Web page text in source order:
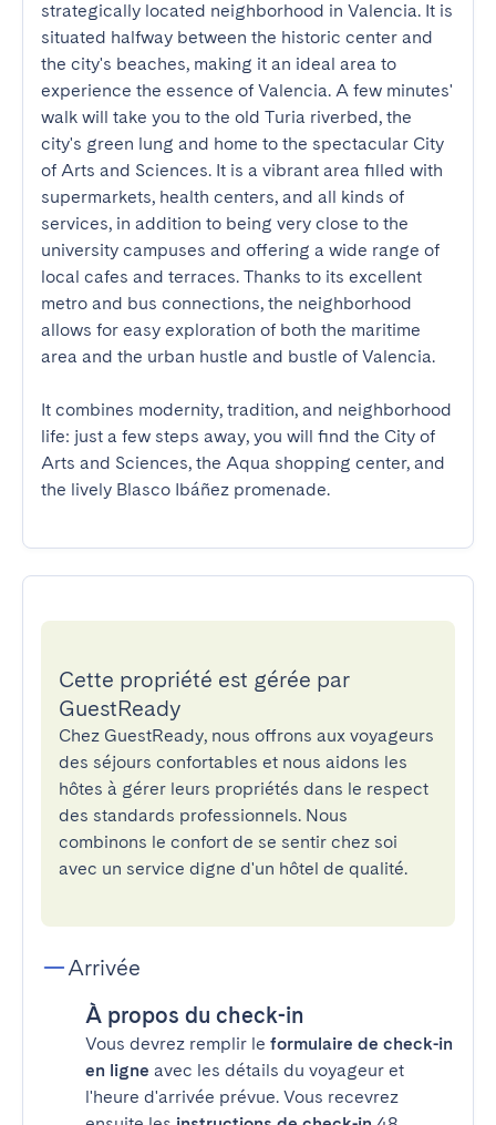
strategically located neighborhood in Valencia. It is
situated halfway between the historic center and
the city's beaches, making it an ideal area to
experience the essence of Valencia. A few minutes'
walk will take you to the old Turia riverbed, the
city's green lung and home to the spectacular City
of Arts and Sciences. It is a vibrant area filled with
supermarkets, health centers, and all kinds of
services, in addition to being very close to the
university campuses and offering a wide range of
local cafes and terraces. Thanks to its excellent
metro and bus connections, the neighborhood
allows for easy exploration of both the maritime
area and the urban hustle and bustle of Valencia.
It combines modernity, tradition, and neighborhood
life: just a few steps away, you will find the City of
Arts and Sciences, the Aqua shopping center, and
the lively Blasco Ibáñez promenade.
Cette propriété est gérée par
GuestReady
Chez GuestReady, nous offrons aux voyageurs
des séjours confortables et nous aidons les
hôtes à gérer leurs propriétés dans le respect
des standards professionnels. Nous
combinons le confort de se sentir chez soi
avec un service digne d'un hôtel de qualité.
Arrivée
À propos du check-in
Vous devrez remplir le formulaire de check-in
en ligne avec les détails du voyageur et
l'heure d'arrivée prévue. Vous recevrez